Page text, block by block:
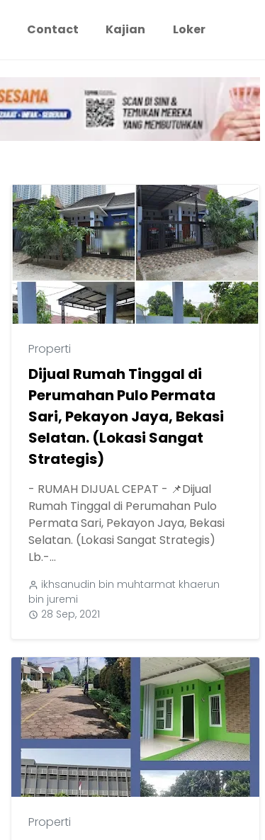
Contact Kajian Loker
Properti
Dijual Rumah Tinggal di
Perumahan Pulo Permata
Sari, Pekayon Jaya, Bekasi
Selatan. (Lokasi Sangat
Strategis)
- RUMAH DIJUAL CEPAT - 📌Dijual
Rumah Tinggal di Perumahan Pulo
Permata Sari, Pekayon Jaya, Bekasi
Selatan. (Lokasi Sangat Strategis)
Lb.-...
ikhsanudin bin muhtarmat khaerun
bin juremi
28 Sep, 2021
Properti